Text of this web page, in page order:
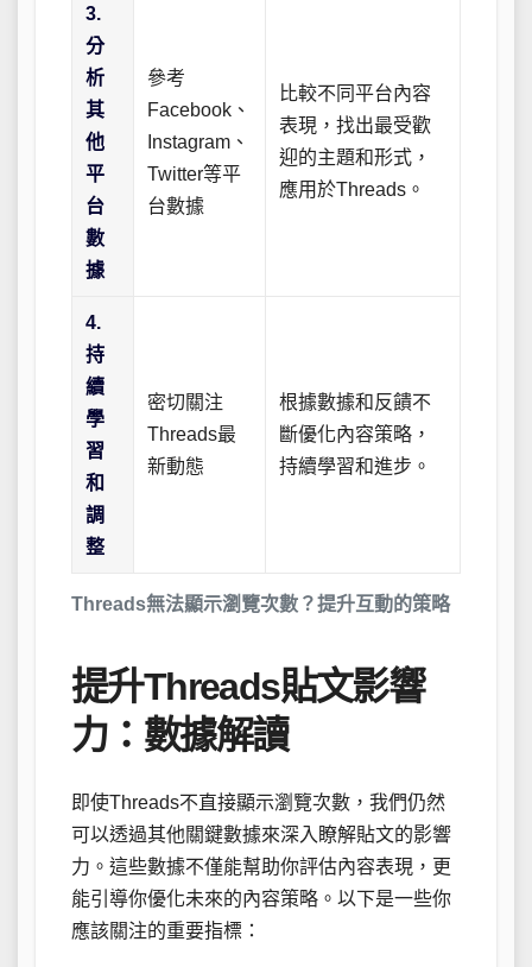
Threads無法顯示瀏覽次數？提升互動的策略
3.
分
析
其
他
平
台
數
據
參考
Facebook、
Instagram、
Twitter等平
台數據
比較不同平台內容
表現，找出最受歡
迎的主題和形式，
應用於Threads。
4.
持
續
學
習
和
調
整
密切關注
Threads最
新動態
根據數據和反饋不
斷優化內容策略，
持續學習和進步。
提升Threads貼文影響
力：數據解讀
即使Threads不直接顯示瀏覽次數，我們仍然
可以透過其他關鍵數據來深入瞭解貼文的影響
力。這些數據不僅能幫助你評估內容表現，更
能引導你優化未來的內容策略。以下是一些你
應該關注的重要指標：